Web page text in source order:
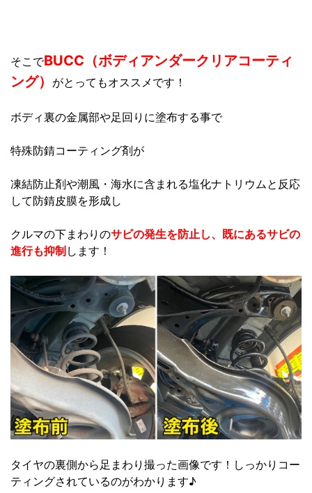
そこでBUCC（ボディアンダークリアコーティ
ング）
がとってもオススメです！
ボディ裏の金属部や足回りに塗布する事で
特殊防錆コーティング剤が
凍結防止剤や潮風・海水に含まれる塩化ナトリウムと反応
して防錆皮膜を形成し
クルマの下まわりのサビの発生を防止し、既にあるサビの
進行も抑制 します！
タイヤの裏側から足まわり撮った画像です！しっかりコー
ティングされているのがわかります♪